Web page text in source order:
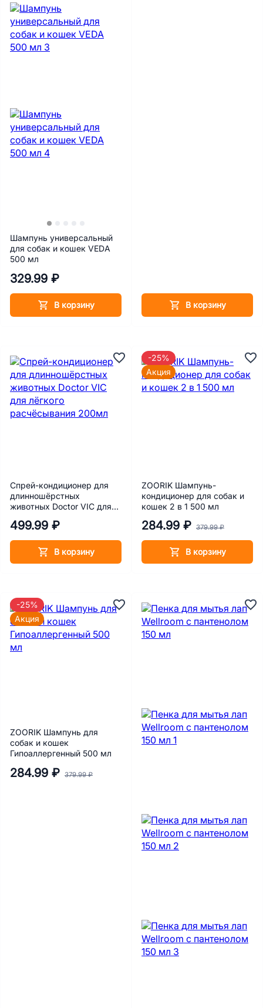
Шампунь универсальный
для собак и кошек VEDA
500 мл
329.99 ₽
В корзину В корзину
Спрей-кондиционер для
длинношёрстных
животных Doctor VIC для
200мл
499.99 ₽
В корзину
ZOORIK Шампунь-
кондиционер для собак и
кошек 2 в 1 500 мл
284.99 ₽ 379.99 ₽
В корзину
-25%
Акция
ZOORIK Шампунь для
собак и кошек
Гипоаллергенный 500 мл
284.99 ₽ 379.99 ₽
-25%
Акция